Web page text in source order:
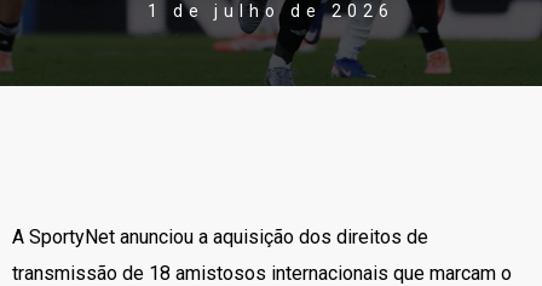
1 de julho de 2026
A SportyNet anunciou a aquisição dos direitos de
transmissão de 18 amistosos internacionais que marcam o